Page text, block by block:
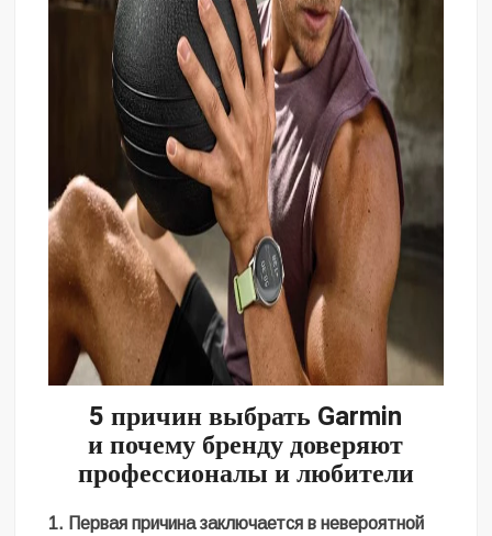
5 причин выбрать Garmin
ипочему бренду доверяют
профессионалы и любители
1. Первая причина заключается в невероятной